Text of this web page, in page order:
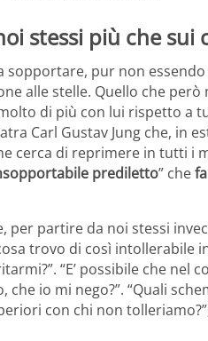
stessi più che sui
pur non
alle stelle. Quello che
di più con lui rispetto a
Carl Gustav Jung che, in
cerca di reprimere in tutti i
prediletto” che
partire da noi stessi
trovo di così intollerabile
“E’ possibile che nel
io mi nego?”. “Quali
con chi non